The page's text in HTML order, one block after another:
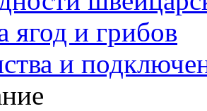
ягод и грибов
и